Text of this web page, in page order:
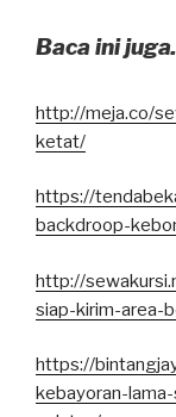
Baca ini
http://meja.co/
ketat/
https://
backdroop-
http://
siap-kirim-area-
https://
kebayoran-